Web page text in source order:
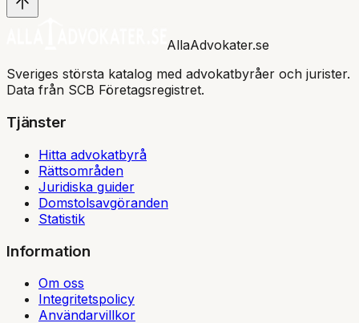
AllaAdvokater.se
Sveriges största katalog med advokatbyråer och jurister.
Data från SCB Företagsregistret.
Tjänster
Hitta advokatbyrå
Rättsområden
Juridiska guider
Domstolsavgöranden
Statistik
Information
Om oss
Integritetspolicy
Användarvillkor